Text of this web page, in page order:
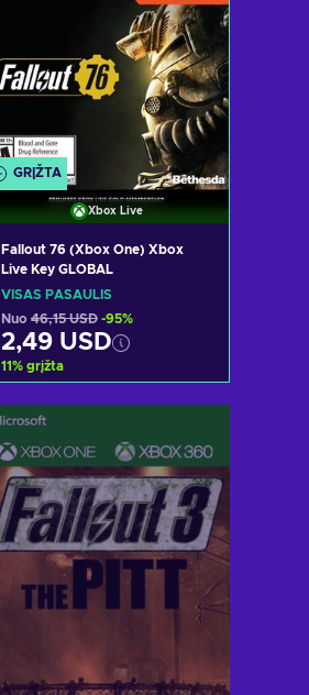
GRĮŽTA
Xbox Live
Fallout 76 (Xbox One) Xbox
Live Key GLOBAL
VISAS PASAULIS
Nuo 46,15 USD -95%
2,49 USD
11% grįžta
Pridėti į krepšelį
Peržiūrėti pasiūlymus